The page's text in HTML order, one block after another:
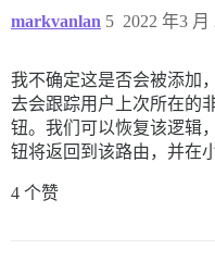
markvanlan 2022 年3 月
5
我不确定这是否会被添加
去会跟踪用户上次所在的
钮。我们可以恢复该逻辑
钮将返回到该路由，并在
4 个赞